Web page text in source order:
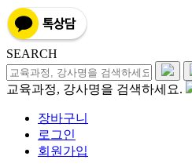
SEARCH
교육과정, 강사명을 검색하세요.
장바구니
로그인
회원가입